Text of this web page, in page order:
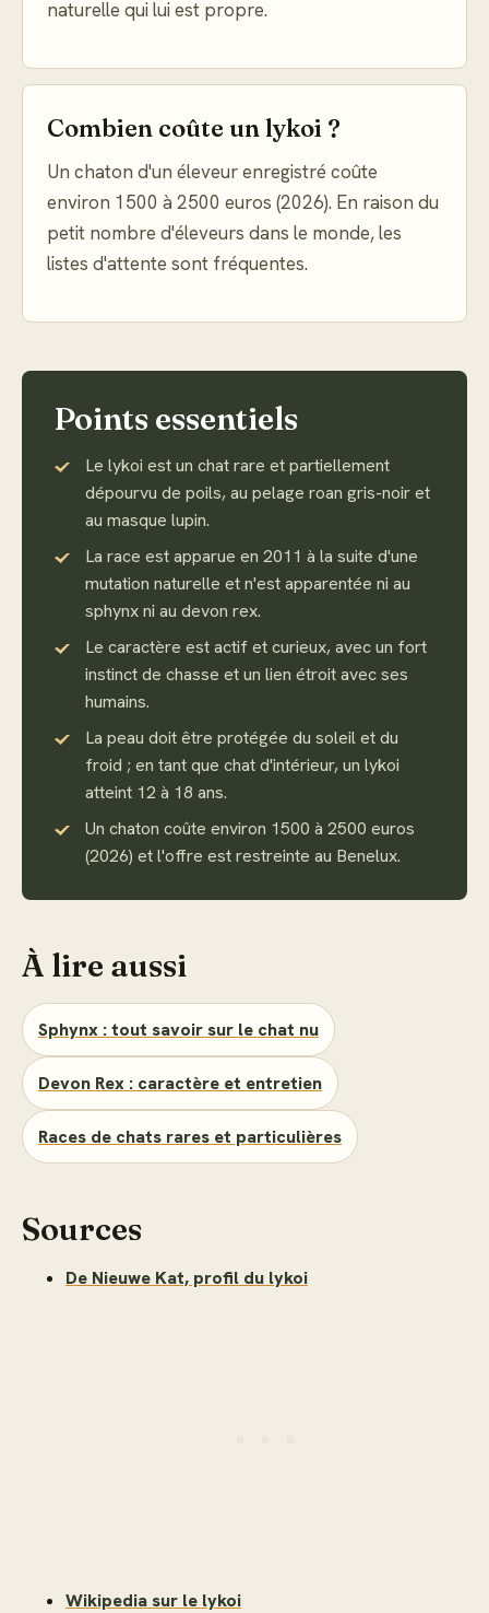
naturelle qui lui est propre.
Combien coûte un lykoi ?
Un chaton d'un éleveur enregistré coûte
environ 1500 à 2500 euros (2026). En raison du
petit nombre d'éleveurs dans le monde, les
listes d'attente sont fréquentes.
Points essentiels
Le lykoi est un chat rare et partiellement
dépourvu de poils, au pelage roan gris-noir et
au masque lupin.
La race est apparue en 2011 à la suite d'une
mutation naturelle et n'est apparentée ni au
sphynx ni au devon rex.
Le caractère est actif et curieux, avec un fort
instinct de chasse et un lien étroit avec ses
humains.
La peau doit être protégée du soleil et du
froid ; en tant que chat d'intérieur, un lykoi
atteint 12 à 18 ans.
Un chaton coûte environ 1500 à 2500 euros
(2026) et l'offre est restreinte au Benelux.
À lire aussi
Sphynx : tout savoir sur le chat nu
Devon Rex : caractère et entretien
Races de chats rares et particulières
Sources
De Nieuwe Kat, profil du lykoi
Wikipedia sur le lykoi